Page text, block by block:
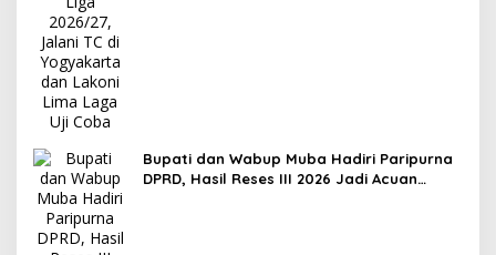
Bupati dan Wabup Muba Hadiri Paripurna
DPRD, Hasil Reses III 2026 Jadi Acuan